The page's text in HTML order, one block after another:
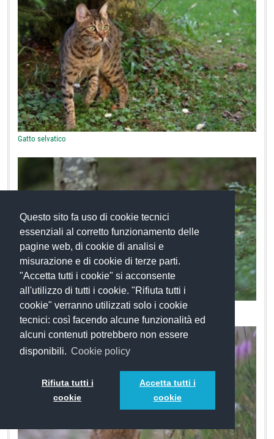
Questo sito fa uso di cookie tecnici
essenziali al corretto funzionamento delle
pagine web, di cookie di analisi e
misurazione e di cookie di terze parti.
"Accetta tutti i cookie" si acconsente
all'utilizzo di tutti i cookie. "Rifiuta tutti i
cookie" verranno utilizzati solo i cookie
tecnici: così facendo alcune funzionalità ed
alcuni contenuti potrebbero non essere
disponibili. Cookie policy
Rifiuta tutti i
cookie
Accetta tutti i
cookie
Gatto selvatico
Tasso